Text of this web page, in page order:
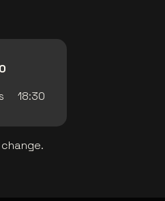
18:30